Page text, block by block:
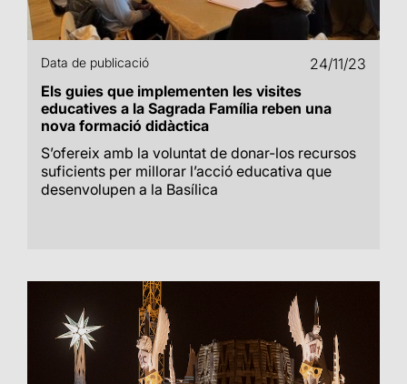
Data de publicació
24/11/23
Els guies que implementen les visites
educatives a la Sagrada Família reben una
nova formació didàctica
S’ofereix amb la voluntat de donar-los recursos
suficients per millorar l’acció educativa que
desenvolupen a la Basílica